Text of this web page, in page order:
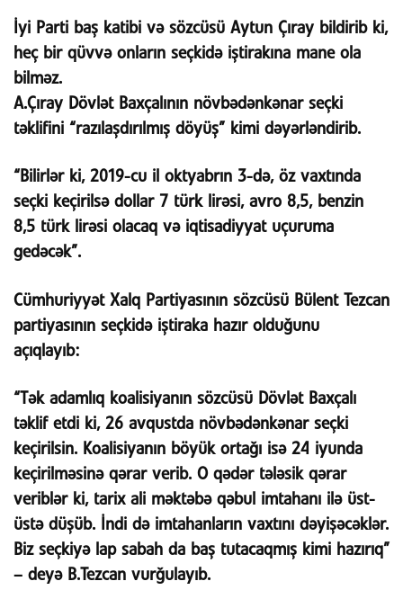
İyi Parti baş katibi və sözcüsü Aytun Çıray bildirib ki,
heç bir qüvvə onların seçkidə iştirakına mane ola
bilməz.
A.Çıray Dövlət Baxçalının növbədənkənar seçki
təklifini “razılaşdırılmış döyüş” kimi dəyərləndirib.
“Bilirlər ki, 2019-cu il oktyabrın 3-də, öz vaxtında
seçki keçirilsə dollar 7 türk lirəsi, avro 8,5, benzin
8,5 türk lirəsi olacaq və iqtisadiyyat uçuruma
gedəcək”.
Cümhuriyyət Xalq Partiyasının sözcüsü Bülent Tezcan
partiyasının seçkidə iştiraka hazır olduğunu
açıqlayıb:
“Tək adamlıq koalisiyanın sözcüsü Dövlət Baxçalı
təklif etdi ki, 26 avqustda növbədənkənar seçki
keçirilsin. Koalisiyanın böyük ortağı isə 24 iyunda
keçirilməsinə qərar verib. O qədər tələsik qərar
veriblər ki, tarix ali məktəbə qəbul imtahanı ilə üst-
üstə düşüb. İndi də imtahanların vaxtını dəyişəcəklər.
Biz seçkiyə lap sabah da baş tutacaqmış kimi hazırıq”
– deyə B.Tezcan vurğulayıb.